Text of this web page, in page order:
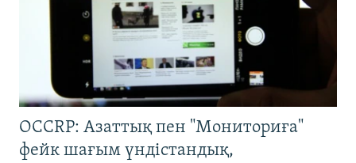
OCCRP: Азаттық пен "Мониториға"
фейк шағым үндістандық,